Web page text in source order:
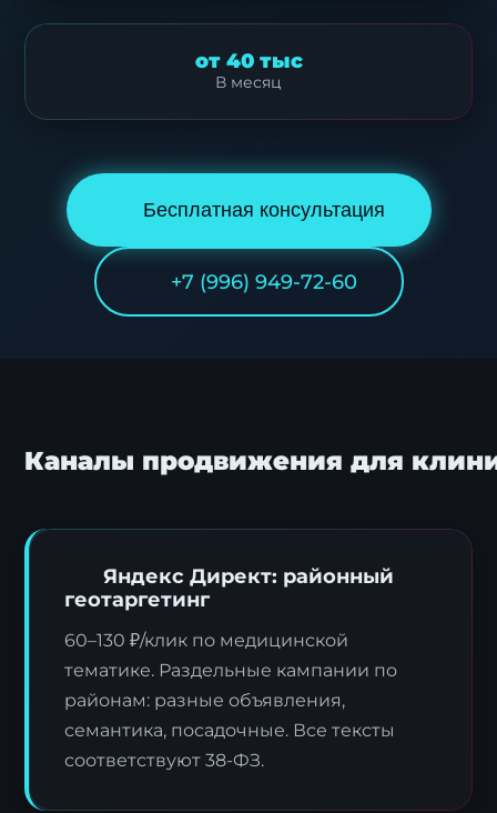
от 40 тыс
В месяц
Бесплатная консультация
+7 (996) 949-72-60
Каналы продвижения для
Яндекс Директ: районный
геотаргетинг
60–130 ₽/клик по медицинской
тематике. Раздельные кампании по
районам: разные объявления,
семантика, посадочные. Все тексты
соответствуют 38-ФЗ.